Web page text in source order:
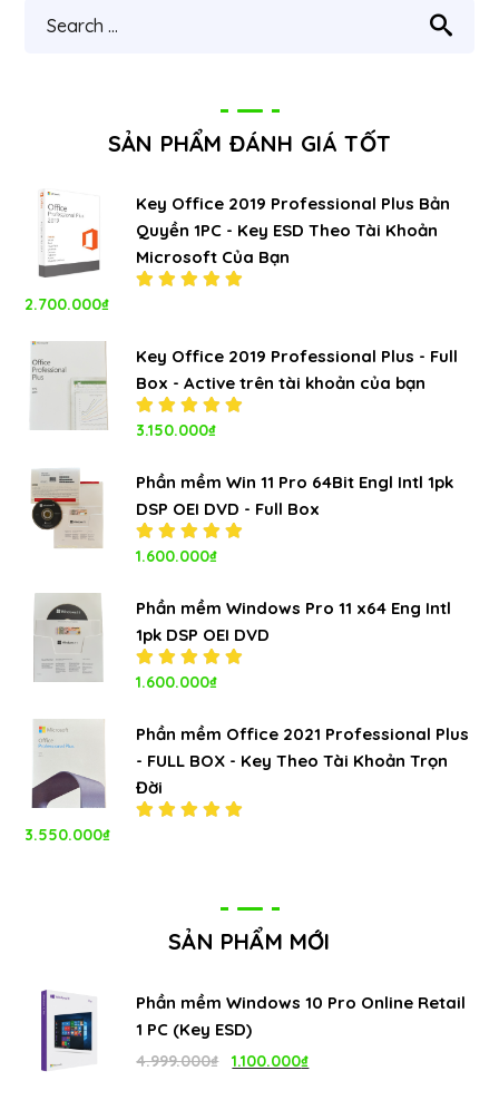
SẢN PHẨM ĐÁNH GIÁ TỐT
Key Office 2019 Professional Plus Bản
Quyền 1PC - Key ESD Theo Tài Khoản
Microsoft Của Bạn
sao
2.700.000₫
Key Office 2019 Professional Plus - Full
Box - Active trên tài khoản của bạn
Được xếp
sao
3.150.000₫
Phần mềm Win 11 Pro 64Bit Engl Intl 1pk
DSP OEI DVD - Full Box
Được xếp
sao
1.600.000₫
Phần mềm Windows Pro 11 x64 Eng Intl
1pk DSP OEI DVD
Được xếp
sao
1.600.000₫
Phần mềm Office 2021 Professional Plus
- FULL BOX - Key Theo Tài Khoản Trọn
Đời
3.550.000₫
SẢN PHẨM MỚI
Phần mềm Windows 10 Pro Online Retail
1 PC (Key ESD)
4.999.000₫
Giá
1.100.000₫